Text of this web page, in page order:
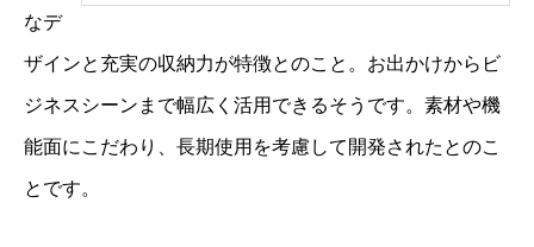
なデ
ザインと充実の収納力が特徴とのこと。お出かけからビ
ジネスシーンまで幅広く活用できるそうです。素材や機
能面にこだわり、長期使用を考慮して開発されたとのこ
とです。